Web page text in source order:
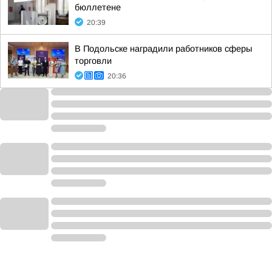
бюллетене
20:39
В Подольске наградили работников сферы
торговли
20:36